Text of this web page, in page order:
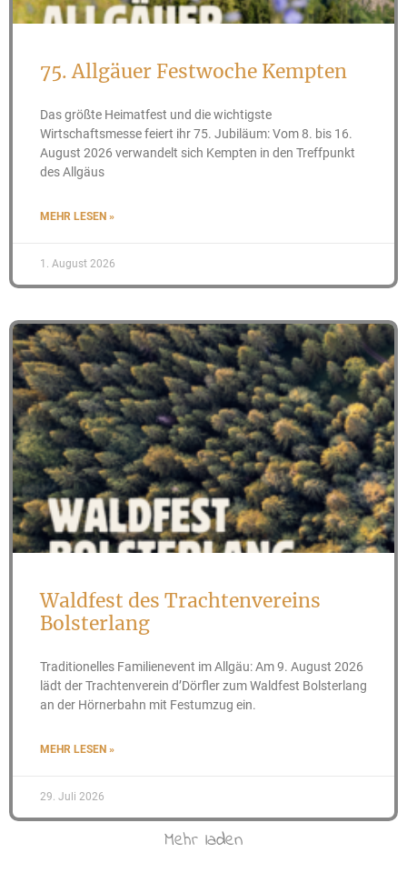
75. Allgäuer Festwoche Kempten
Das größte Heimatfest und die wichtigste
Wirtschaftsmesse feiert ihr 75. Jubiläum: Vom 8. bis 16.
August 2026 verwandelt sich Kempten in den Treffpunkt
des Allgäus
MEHR LESEN »
1. August 2026
Waldfest des Trachtenvereins
Bolsterlang
Traditionelles Familienevent im Allgäu: Am 9. August 2026
lädt der Trachtenverein d’Dörfler zum Waldfest Bolsterlang
an der Hörnerbahn mit Festumzug ein.
MEHR LESEN »
29. Juli 2026
Mehr laden